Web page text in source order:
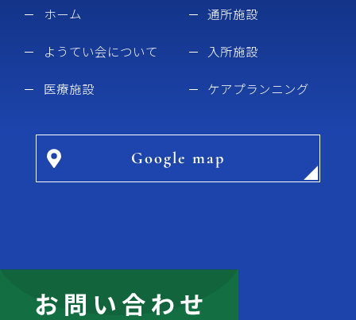
ホーム 通所施設
ようてい会について 入所施設
医療施設 ケアプランニング
Google map